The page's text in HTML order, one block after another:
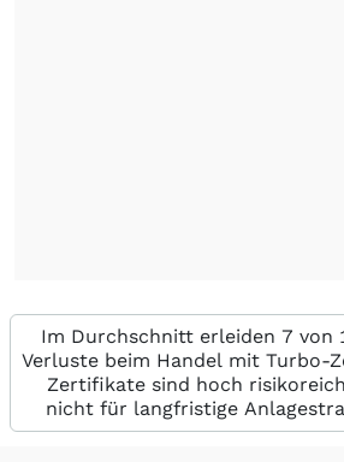
Im Durchschnitt erleiden 7 von
Verluste beim Handel mit Turbo-
Zertifikate sind hoch
nicht für langfristige